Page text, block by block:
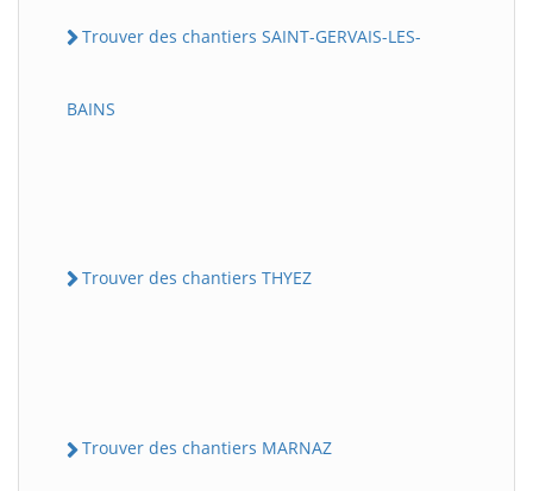
Trouver des chantiers SAINT-GERVAIS-LES-
BAINS
Trouver des chantiers THYEZ
Trouver des chantiers MARNAZ